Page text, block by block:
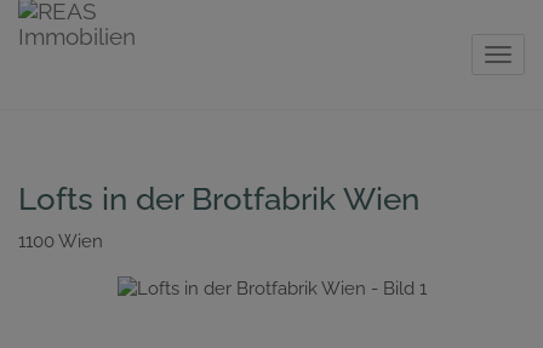
Lofts in der Brotfabrik Wien
1100 Wien